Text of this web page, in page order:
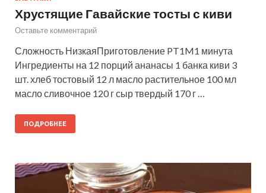
Хрустящие Гавайские тосты с киви
Оставьте комментарий
Сложность НизкаяПриготовление PT1M1 минута
Ингредиенты на 12 порций ананасы 1 банка киви 3
шт. хлеб тостовый 12 л масло растительное 100 мл
масло сливочное 120 г сыр твердый 170 г …
ПОДРОБНЕЕ